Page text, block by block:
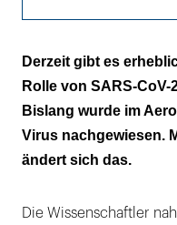
Proben wurden
genommen
Niedrige Zahl
guten Lüftung
Derzeit gibt es
Rolle von SARS-
Bislang wurde im
Virus nachgewiesen.
ändert sich das.
Die Wissenschaftler